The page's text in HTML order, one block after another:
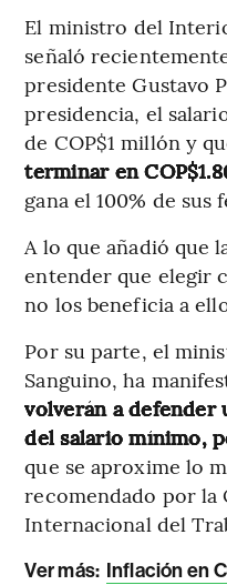
El ministro del
señaló
presidente Gustavo
presidencia, el
de COP$1 millón y
terminar en
gana el 100% de sus
A lo que añadió que
entender que elegir
no los beneficia a
Por su parte, el
Sanguino, ha
volverán a
del salario mínimo,
que se aproxime lo
recomendado por la
Internacional del
Ver más: Inflación en